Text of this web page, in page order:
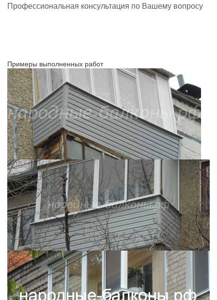
Профессиональная консультация по Вашему вопросу
Примеры выполненных работ